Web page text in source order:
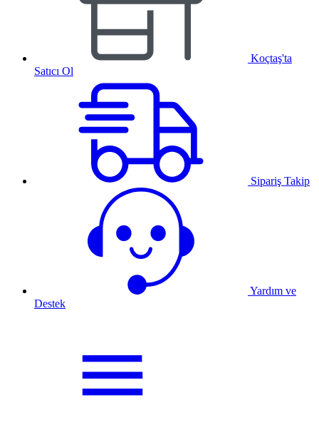
Koçtaş'ta
Satıcı Ol
Sipariş Takip
Yardım ve
Destek